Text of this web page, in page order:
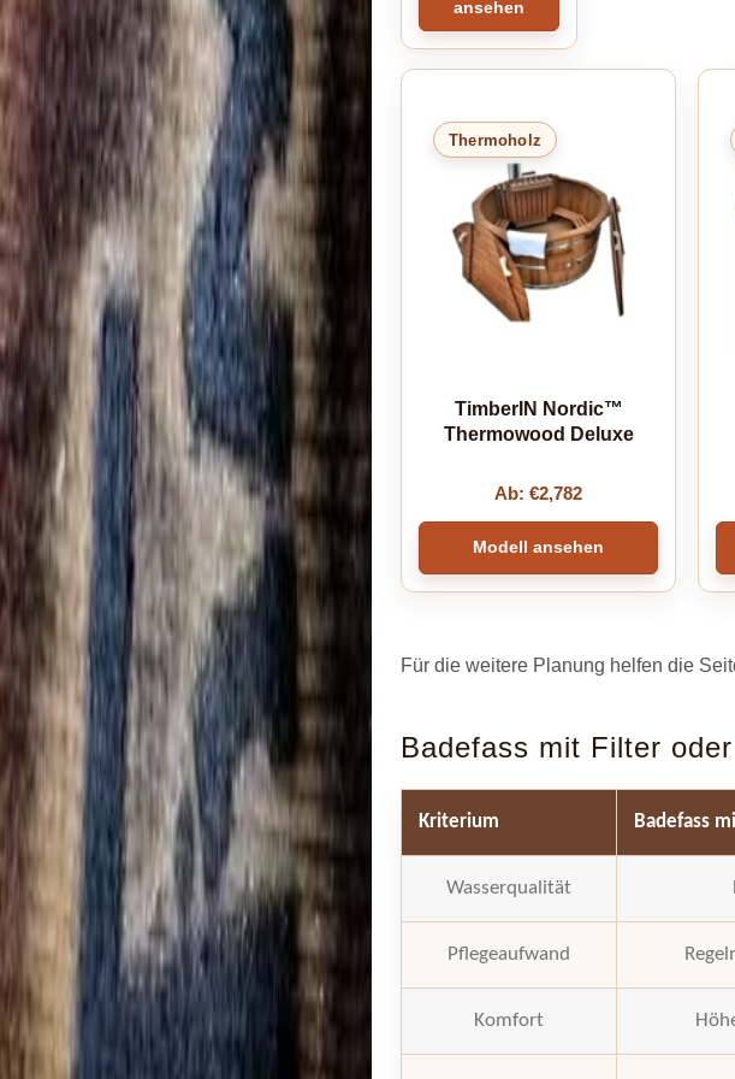
ansehen
Thermoholz
TimberIN Nordic™
Thermowood Deluxe
Ab:€2,782
Modell ansehen
Für die weitere Planung helfen die
Badefass mit Filter
Kriterium Badefass
Wasserqualität
Pflegeaufwand
Komfort